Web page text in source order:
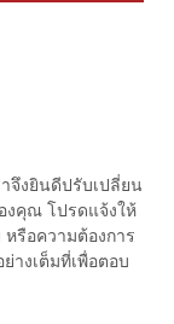
จึงยินดีปรับเปลี่ยน
งคุณ โปรดแจ้งให้
รือความต้องการ
างเต็มที่เพื่อตอบ